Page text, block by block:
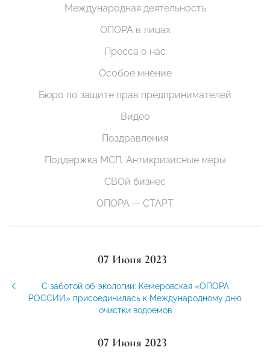
Международная деятельность
ОПОРА в лицах
Пресса о нас
Особое мнение
Бюро по защите прав предпринимателей
Видео
Поздравления
Поддержка МСП. Антикризисные меры
СВОй бизнес
ОПОРА — СТАРТ
07 Июня 2023
С заботой об экологии: Кемеровская «ОПОРА
РОССИИ» присоединилась к Международному дню
очистки водоемов
07 Июня 2023